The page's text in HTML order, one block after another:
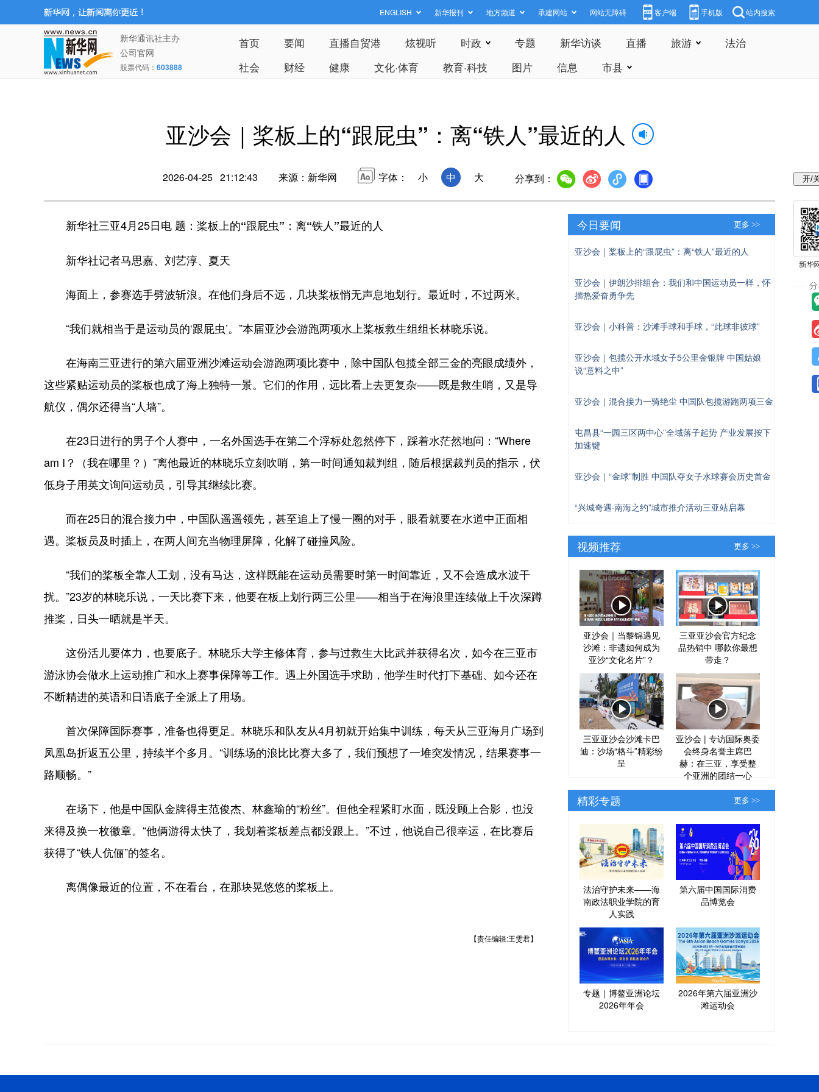
ENGLISH 新华报刊 地方频道 承建网站 网站无障碍 客户端 手机版 站内搜索
新华通讯社主办
公司官网
股票代码： 603888
首页 要闻 直播自贸港 炫视听 时政 专题 新华访谈 直播 旅游
法治
社会
财经 健康 文化·体育 教育·科技 图片 信息 市县
亚沙会｜桨板上的“跟屁虫”：离“铁人”最近的人
2026-04-25 21:12:43 来源：新华网 字体： 小 中 大 分享到：
新华社三亚4月25日电 题：桨板上的“跟屁虫”：离“铁人”最近的人
新华社记者马思嘉、刘艺淳、夏天
海面上，参赛选手劈波斩浪。在他们身后不远，几块桨板悄无声息地划行。最近时，不过两米。
“我们就相当于是运动员的‘跟屁虫’。”本届亚沙会游跑两项水上桨板救生组组长林晓乐说。
在海南三亚进行的第六届亚洲沙滩运动会游跑两项比赛中，除中国队包揽全部三金的亮眼成绩外，
这些紧贴运动员的桨板也成了海上独特一景。它们的作用，远比看上去更复杂——既是救生哨，又是导
航仪，偶尔还得当“人墙”。
在23日进行的男子个人赛中，一名外国选手在第二个浮标处忽然停下，踩着水茫然地问：“Where
am I？（我在哪里？）”离他最近的林晓乐立刻吹哨，第一时间通知裁判组，随后根据裁判员的指示，伏
低身子用英文询问运动员，引导其继续比赛。
而在25日的混合接力中，中国队遥遥领先，甚至追上了慢一圈的对手，眼看就要在水道中正面相
遇。桨板员及时插上，在两人间充当物理屏障，化解了碰撞风险。
“我们的桨板全靠人工划，没有马达，这样既能在运动员需要时第一时间靠近，又不会造成水波干
扰。”23岁的林晓乐说，一天比赛下来，他要在板上划行两三公里——相当于在海浪里连续做上千次深蹲
推桨，日头一晒就是半天。
这份活儿要体力，也要底子。林晓乐大学主修体育，参与过救生大比武并获得名次，如今在三亚市
游泳协会做水上运动推广和水上赛事保障等工作。遇上外国选手求助，他学生时代打下基础、如今还在
不断精进的英语和日语底子全派上了用场。
首次保障国际赛事，准备也得更足。林晓乐和队友从4月初就开始集中训练，每天从三亚海月广场到
凤凰岛折返五公里，持续半个多月。“训练场的浪比比赛大多了，我们预想了一堆突发情况，结果赛事一
路顺畅。”
在场下，他是中国队金牌得主范俊杰、林鑫瑜的“粉丝”。但他全程紧盯水面，既没顾上合影，也没
来得及换一枚徽章。“他俩游得太快了，我划着桨板差点都没跟上。”不过，他说自己很幸运，在比赛后
获得了“铁人伉俪”的签名。
离偶像最近的位置，不在看台，在那块晃悠悠的桨板上。
【责任编辑:王雯君】
今日要闻 更多 >>
亚沙会｜桨板上的“跟屁虫”：离“铁人”最近的人
亚沙会｜伊朗沙排组合：我们和中国运动员一样，怀
揣热爱奋勇争先
亚沙会｜小科普：沙滩手球和手球，“此球非彼球”
亚沙会｜包揽公开水域女子5公里金银牌 中国姑娘
说“意料之中”
亚沙会｜混合接力一骑绝尘 中国队包揽游跑两项三金
屯昌县“一园三区两中心”全域落子起势 产业发展按下
加速键
亚沙会｜“金球”制胜 中国队夺女子水球赛会历史首金
“兴城奇遇·南海之约”城市推介活动三亚站启幕
视频推荐 更多 >>
亚沙会｜当黎锦遇见
沙滩：非遗如何成为
亚沙“文化名片”？
三亚亚沙会官方纪念
品热销中 哪款你最想
带走？
三亚亚沙会沙滩卡巴
迪：沙场“格斗”精彩纷
呈
亚沙会 | 专访国际奥委
会终身名誉主席巴
赫：在三亚，享受整
个亚洲的团结一心
精彩专题 更多 >>
法治守护未来——海
南政法职业学院的育
人实践
第六届中国国际消费
品博览会
专题｜博鳌亚洲论坛
2026年年会
2026年第六届亚洲沙
滩运动会